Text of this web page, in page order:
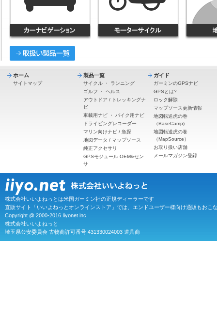
ホーム
サイトマップ
製品一覧
サイクル ・ ランニング
ゴルフ ・ ヘルス
アウトドア / トレッキングナ
ビ
車載用ナビ ・ バイク用ナビ
ドライビングレコーダー
マリン向けナビ / 魚探
地図データ / マップソース
純正アクセサリ
GPSモジュール OEM&セン
サ
ガイド
ガーミンのGPSナビ
GPSとは?
ロック解除
マップソース更新情報
地図転送虎の巻
（BaseCamp)
地図転送虎の巻
（MapSource）
お取り扱い店舗
メールマガジン登録
株式会社いいよねっとは米国ガーミン社の正規ディーラーです
直販サイト「いいよねっとオンラインストア」では、エンドユーザー様向け通販もおこ
Copyright @ 2000-2016 Iiyonet inc.
株式会社いいよねっと
埼玉県公安委員会 古物商許可番号 431330024003 道具商